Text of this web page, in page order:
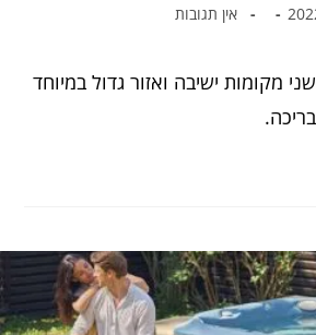
אין תגובות
מקומות ישיבה ואזור גדול במיוחד